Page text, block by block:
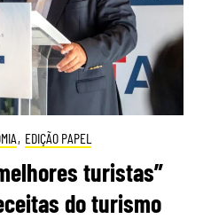
, EDIÇÃO PAPEL
turistas”
do turismo